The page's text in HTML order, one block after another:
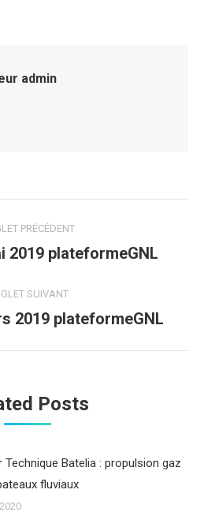
admin
PRÉCÉDENT
Onglet
2019 plateformeGNL
SUIVANT
Onglet
2019 plateformeGNL
Posts
Technique Batelia : propulsion gaz
fluviaux